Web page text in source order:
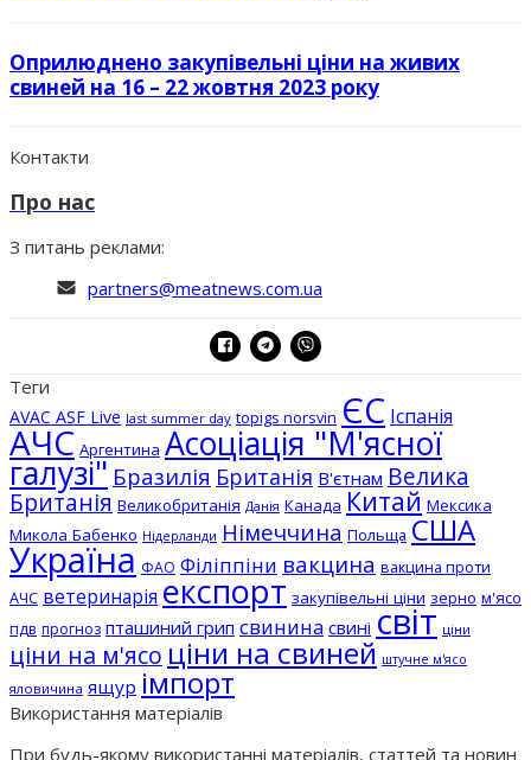
Оприлюднено закупівельні ціни на живих
свиней на 16 – 22 жовтня 2023 року
Контакти
Про нас
З питань реклами:
partners@meatnews.com.ua
Теги
AVAC ASF Live last summer day topigs norsvin ЄС Іспанія
АЧС Аргентина Асоціація "М'ясної
галузі" Бразилія Британія В'єтнам Велика
Британія Великобританія Данія Канада Китай Мексика
Микола Бабенко Нідерланди Німеччина Польща США
Україна ФАО Філіппіни вакцина вакцина проти
АЧС ветеринарія експорт закупівельні ціни зерно м'ясо
пдв прогноз пташиний грип свинина свині світ ціни
ціни на м'ясо ціни на свиней штучне м'ясо
яловичина ящур імпорт
Використання матеріалів
При будь-якому використанні матеріалів, статтей та новин